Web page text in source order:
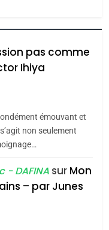
ET RÉSILIENTE :
JE REVENDIQUE
par Thérèse
MANQUE –
amandes de
miel de Tadla
pas comme
Ihiya
émouvant et
non seulement
- DAFINA sur Mon
– par Junes